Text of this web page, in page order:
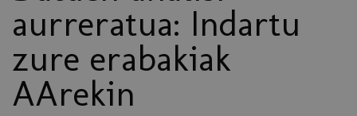
aurreratua: Indartu
zure erabakiak
AArekin